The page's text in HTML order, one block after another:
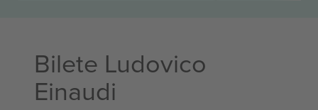
Bilete Ludovico
Einaudi